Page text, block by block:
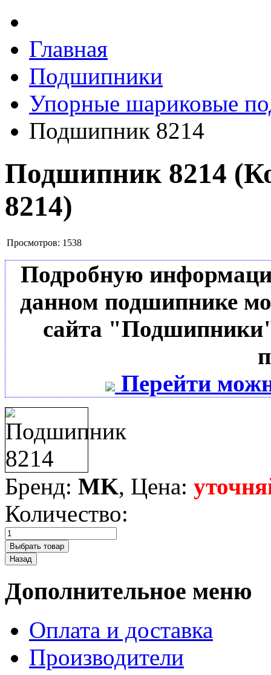
Ивантеевка, подшипники, пневматика, метизы, техника,
Главная
Подшипники
Упорные шариковые
Подшипник 8214
Подшипник 8214
8214)
Просмотров: 1538
Подробную
данном подшипнике
сайта
Перейти
Бренд: MK, Цена:
Количество:
Дополнительное меню
Оплата и доставка
Производители